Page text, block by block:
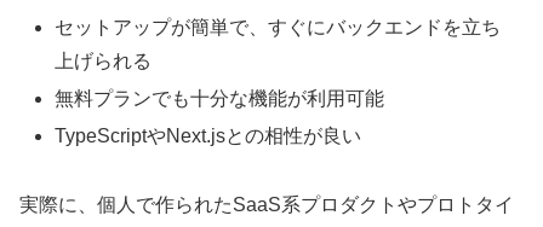
セットアップが簡単で、すぐにバックエンドを立ち
上げられる
無料プランでも十分な機能が利用可能
TypeScriptやNext.jsとの相性が良い
実際に、個人で作られたSaaS系プロダクトやプロトタイ